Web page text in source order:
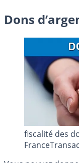
Dons
fiscalité des